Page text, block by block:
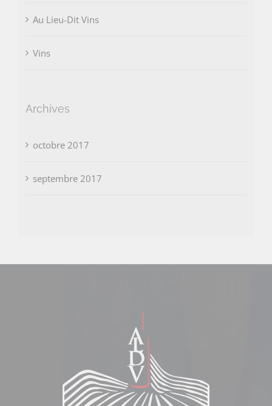
Au Lieu-Dit Vins
Vins
Archives
octobre 2017
septembre 2017